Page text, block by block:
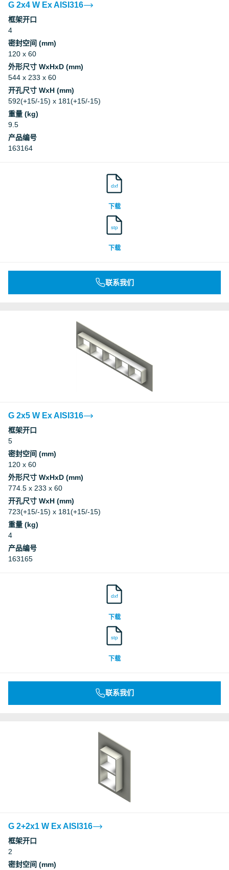
G 2x4 W Ex AISI316
框架开口
4
密封空间 (mm)
120 x 60
外形尺寸 WxHxD (mm)
544 x 233 x 60
开孔尺寸 WxH (mm)
592(+15/-15) x 181(+15/-15)
重量 (kg)
9.5
产品编号
163164
dxf
下载
stp
下载
联系我们
G 2x5 W Ex AISI316
框架开口
5
密封空间 (mm)
120 x 60
外形尺寸 WxHxD (mm)
774.5 x 233 x 60
开孔尺寸 WxH (mm)
723(+15/-15) x 181(+15/-15)
重量 (kg)
4
产品编号
163165
dxf
下载
stp
下载
联系我们
G 2+2x1 W Ex AISI316
框架开口
2
密封空间 (mm)